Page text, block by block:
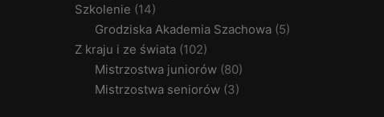
Szkolenie (14)
Grodziska Akademia Szachowa (5)
Z kraju i ze świata (102)
Mistrzostwa juniorów (80)
Mistrzostwa seniorów (3)